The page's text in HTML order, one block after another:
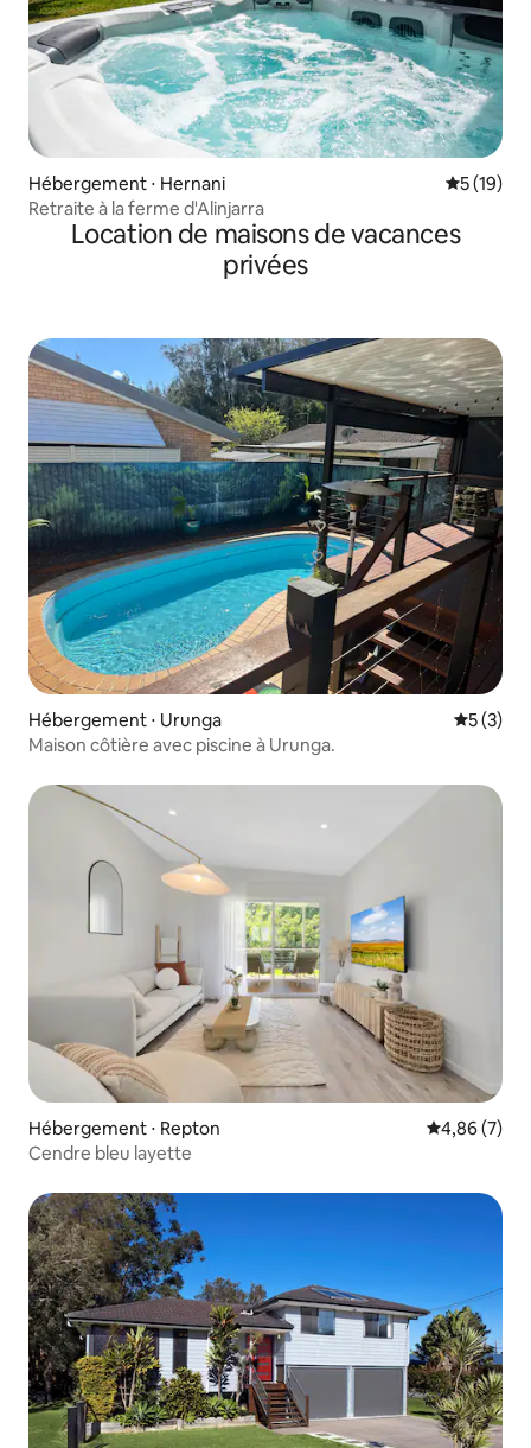
Hébergement ⋅ Hernani
5 (19)
Retraite à la ferme d'Alinjarra
Location de maisons de vacances
privées
Hébergement ⋅ Urunga
5 (3)
Maison côtière avec piscine à Urunga.
Hébergement ⋅ Repton Évaluation
4,86 (7)
Cendre bleu layette